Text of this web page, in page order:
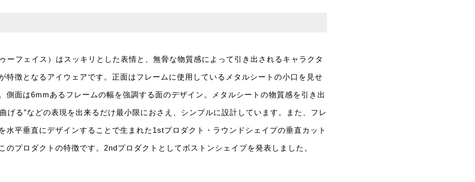
ーフェイス）はスッキリとした表情と、無骨な物質感によって引き出されるキャラクタ
特徴となるアイウェアです。正面はフレームに使用しているメタルシートの小口を見せ
側面は6mmあるフレームの幅を強調する面のデザイン。メタルシートの物質感を引き出
曲げる”などの表現を出来るだけ最小限におさえ、シンプルに設計しています。また、フレ
水平垂直にデザインすることで生まれた1stプロダクト・ラウンドシェイプの垂直カット
のプロダクトの特徴です。2ndプロダクトとしてボストンシェイプを発表しました。